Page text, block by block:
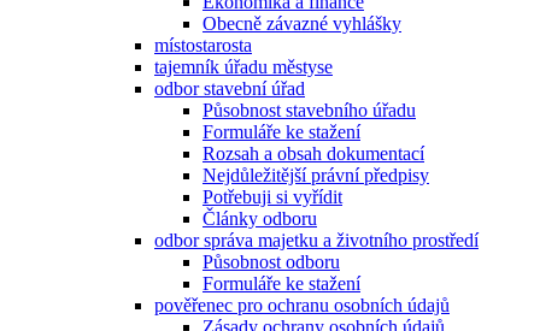
Obecně závazné vyhlášky
místostarosta
tajemník úřadu městyse
odbor stavební úřad
Působnost stavebního úřadu
Formuláře ke stažení
Rozsah a obsah dokumentací
Nejdůležitější právní předpisy
Potřebuji si vyřídit
Články odboru
odbor správa majetku a životního prostředí
Působnost odboru
Formuláře ke stažení
pověřenec pro ochranu osobních údajů
Zásady ochrany osobních údajů